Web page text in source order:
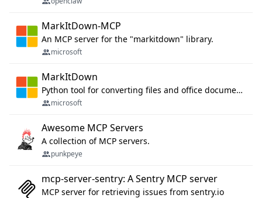
MarkItDown-MCP
An MCP server for the "markitdown" library.
microsoft
MarkItDown
Python tool for converting files and office documents to Markdown.
microsoft
Awesome MCP Servers
A collection of MCP servers.
punkpeye
mcp-server-sentry: A Sentry MCP server
MCP server for retrieving issues from sentry.io